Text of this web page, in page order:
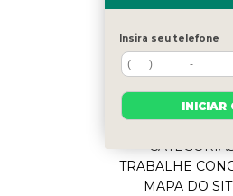
QUEM
BLOG
FILHOTES
TRABALHE
MAPA DO
Insira seu telefone
INICIAR